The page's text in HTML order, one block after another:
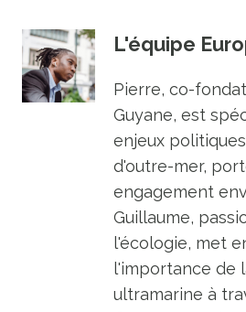
L'équipe
Pierre, co-
Guyane, est
enjeux
d'outre-mer,
engagement
Guillaume,
l'écologie, met
l'importance de
ultramarine à